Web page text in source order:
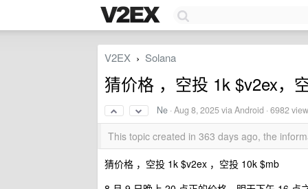
V2EX › Solana
猜价格 ，空投 1k $v2ex，
Ne ·Aug 8, 2025via Android · 6982
This topic created in 363 days ago, the
猜价格 ，空投 1k $v2ex ，空投 10k $mb